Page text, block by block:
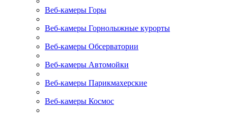
Веб-камеры Горы
Веб-камеры Горнолыжные курорты
Веб-камеры Обсерватории
Веб-камеры Автомойки
Веб-камеры Парикмахерские
Веб-камеры Космос